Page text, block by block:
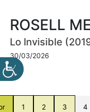
ROSELL
Lo Invisible
30/03/2026
1 2 3 4